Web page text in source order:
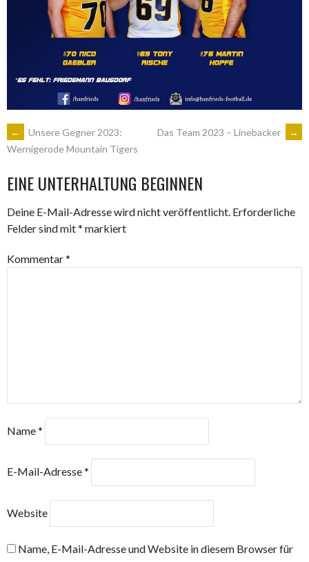
ARTIKEL-
NAVIGATION
←
Unsere Gegner 2023:
Wernigerode Mountain Tigers
Das Team 2023 – Linebacker →
EINE UNTERHALTUNG BEGINNEN
Deine E-Mail-Adresse wird nicht veröffentlicht. Erforderliche
Felder sind mit* markiert
Kommentar*
Name*
E-Mail-Adresse*
Website
Name, E-Mail-Adresse und Website in diesem Browser für